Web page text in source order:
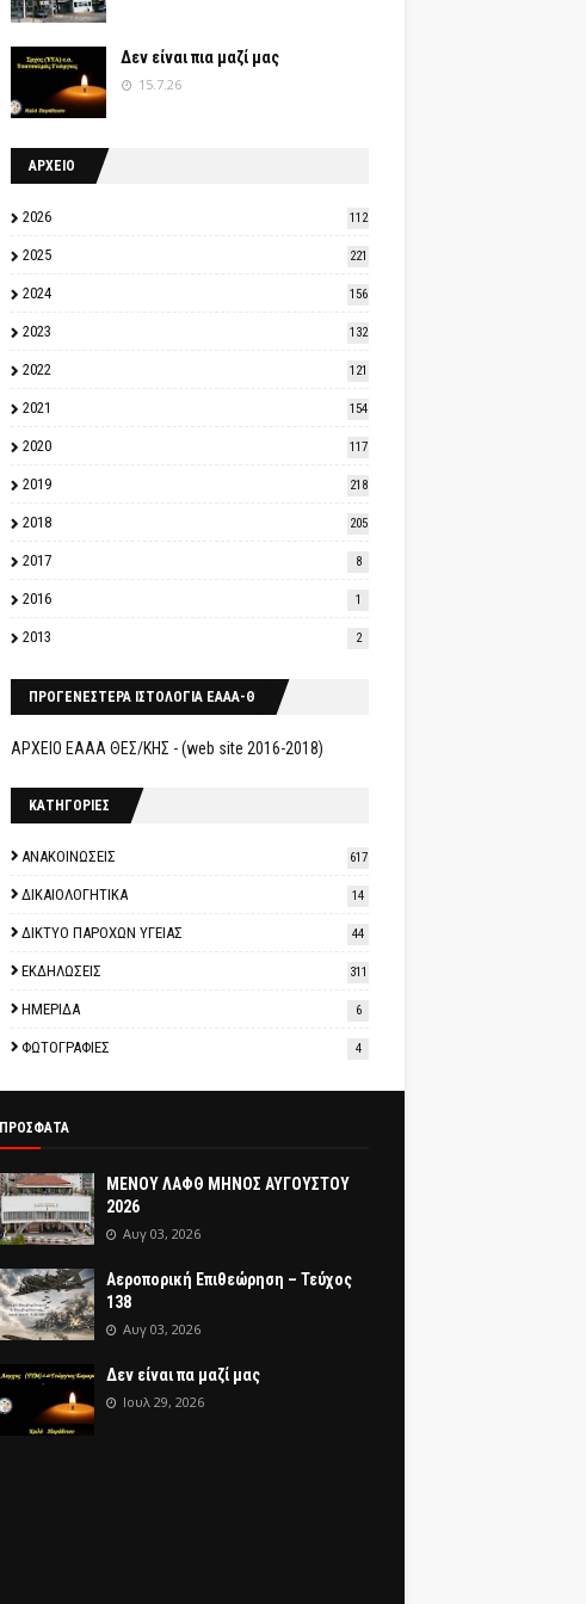
Δεν είναι πια μαζί μας
15.7.26
ΑΡΧΕΙΟ
2026 112
2025 221
2024 156
2023 132
2022 121
2021 154
2020 117
2019 218
2018 205
2017 8
2016 1
2013 2
ΠΡΟΓΕΝΕΣΤΕΡΑ ΙΣΤΟΛΟΓΙΑ ΕΑΑΑ-Θ
ΑΡΧΕΙΟ ΕΑΑΑ ΘΕΣ/ΚΗΣ - (web site 2016-2018)
ΚΑΤΗΓΟΡΙΕΣ
ΑΝΑΚΟΙΝΩΣΕΙΣ 617
ΔΙΚΑΙΟΛΟΓΗΤΙΚΑ 14
ΔΙΚΤΥΟ ΠΑΡΟΧΩΝ ΥΓΕΙΑΣ 44
ΕΚΔΗΛΩΣΕΙΣ 311
ΗΜΕΡΙΔΑ 6
ΦΩΤΟΓΡΑΦΙΕΣ 4
ΠΡΟΣΦΑΤΑ
ΜΕΝΟΥ ΛΑΦΘ ΜΗΝΟΣ ΑΥΓΟΥΣΤΟΥ
2026
Αυγ 03, 2026
Αεροπορική Επιθεώρηση – Τεύχος
138
Αυγ 03, 2026
Δεν είναι πα μαζί μας
Ιουλ 29, 2026